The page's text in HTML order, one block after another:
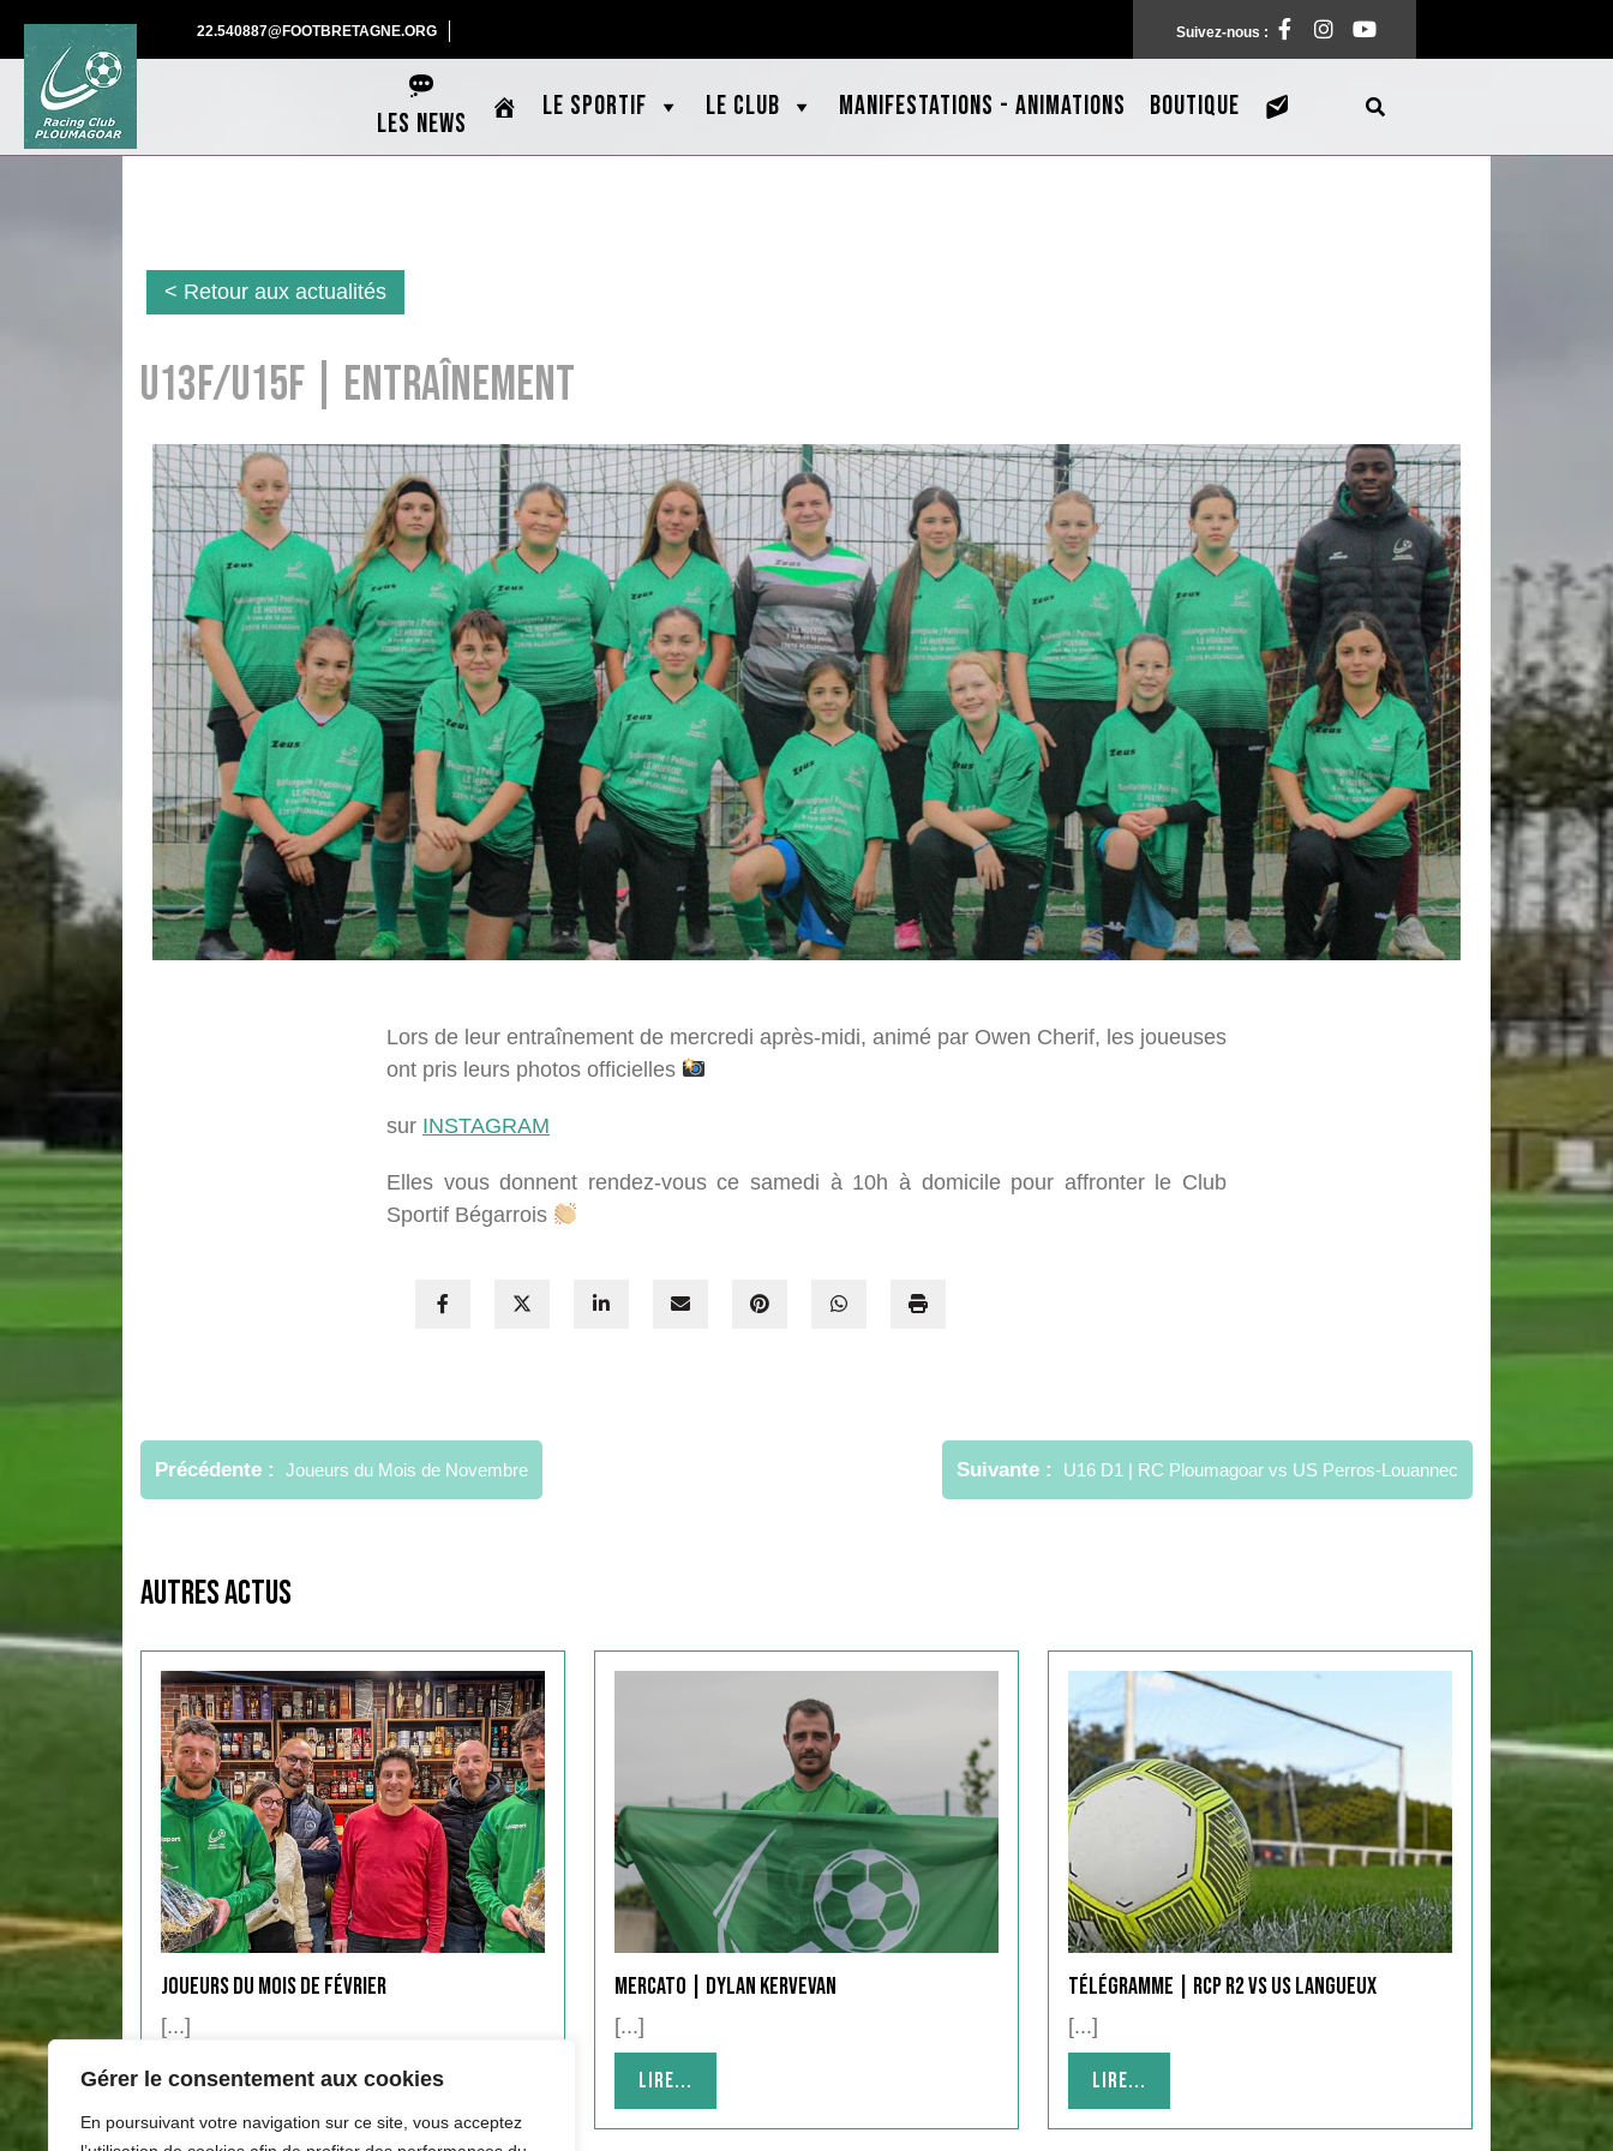
Gérer le consentement aux cookies
En poursuivant votre navigation sur ce site, vous acceptez
content
22.540887@FOOTBRETAGNE.ORG22.540887@FOOTBRETAGNE.ORG Suivez-nous :
FacebookInstagramPinterest
LES NEWS
LE SPORTIF LE CLUB MANIFESTATIONS - ANIMATIONS BOUTIQUE
< Retour aux actualités
U13F/U15F | Entraînement
Lors de leur entraînement de mercredi après-midi, animé par Owen Cherif, les joueuses
ont pris leurs photos officielles
sur INSTAGRAM
Elles vous donnent rendez-vous ce samedi à 10h à domicile pour affronter le Club
Sportif Bégarrois
de
l’article
Précédente Joueurs du Mois de Novembre Suivante U16 D1 | RC Ploumagoar vs US Perros-Louannec
Autres Actus
Joueurs du Mois de Février
[...]
Lire...Lire...
Mercato | Dylan Kervevan
[...]
Lire...
Télégramme | RCP R2 vs US Langueux
[...]
Lire...